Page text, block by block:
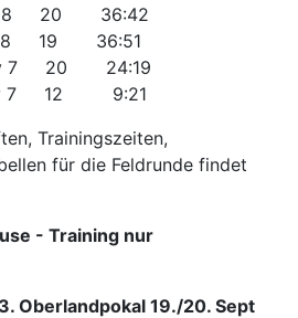
8 20 36:42
8 19 36:51
20 24:19
7 12 9:21
Trainingszeiten,
für die Feldrunde findet
- Training nur
Oberlandpokal 19./20. Sept